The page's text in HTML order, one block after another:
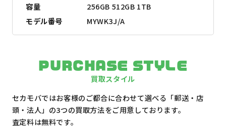
容量
256GB 512GB 1TB
モデル番号
MYWK3J/A
PURCHASE STYLE
買取スタイル
セカモバではお客様のご都合に合わせて選べる「郵送・店
頭・法人」の3つの買取方法をご用意しております。
査定料は無料です。